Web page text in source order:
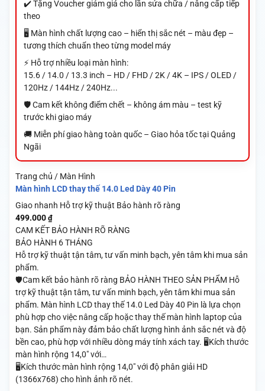
✔️ Tặng Voucher giảm giá cho lần sửa chữa / nâng cấp tiếp
theo
🖥️ Màn hình chất lượng cao – hiển thị sắc nét – màu đẹp –
tương thích chuẩn theo từng model máy
⚡ Hỗ trợ nhiều loại màn hình:
15.6 / 14.0 / 13.3 inch – HD / FHD / 2K / 4K – IPS / OLED /
120Hz / 144Hz / 240Hz...
🛡️ Cam kết không điểm chết – không ám màu – test kỹ
trước khi giao máy
🚚 Miễn phí giao hàng toàn quốc – Giao hỏa tốc tại Quảng
Ngãi
Trang chủ / Màn Hình
Màn hình LCD thay thế 14.0 Led Dày 40 Pin
Giao nhanh Hỗ trợ kỹ thuật Bảo hành rõ ràng
499.000 ₫
CAM KẾT BẢO HÀNH RÕ RÀNG
BẢO HÀNH 6 THÁNG
Hỗ trợ kỹ thuật tận tâm, tư vấn minh bạch, yên tâm khi mua sản
phẩm.
🛡️Cam kết bảo hành rõ ràng BẢO HÀNH THEO SẢN PHẨM Hỗ
trợ kỹ thuật tận tâm, tư vấn minh bạch, yên tâm khi mua sản
phẩm. Màn hình LCD thay thế 14.0 Led Dày 40 Pin là lựa chọn
phù hợp cho việc nâng cấp hoặc thay thế màn hình laptop của
bạn. Sản phẩm này đảm bảo chất lượng hình ảnh sắc nét và độ
bền cao, phù hợp với nhiều dòng máy tính xách tay. 🖥️Kích thước
màn hình rộng 14,0" với…
🖥️Kích thước màn hình rộng 14,0" với độ phân giải HD
(1366x768) cho hình ảnh rõ nét.